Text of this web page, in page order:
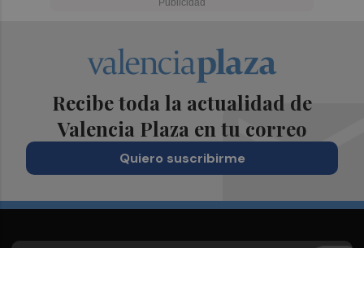
Recibe toda la actualidad de
Valencia Plaza en tu correo
Quiero suscribirme